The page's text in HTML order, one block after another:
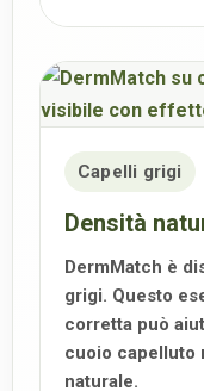
Capelli grigi
Densità
DermMatch è
grigi. Questo
corretta può
cuoio capelluto
naturale.